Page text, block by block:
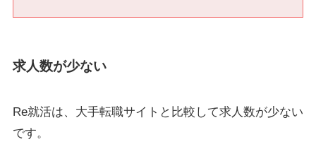
求人数が少ない
Re就活は、大手転職サイトと比較して求人数が少ない
です。